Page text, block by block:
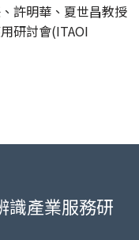
許明華、夏世昌教授
研討會(ITAOI
識產業服務研